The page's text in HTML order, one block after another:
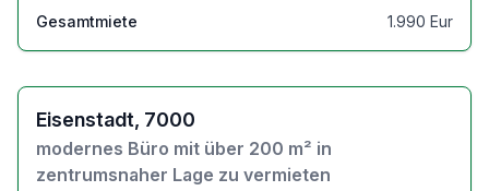
Gesamtmiete 1.990 Eur
Zu den Objektdetails
Eisenstadt, 7000
modernes Büro mit über 200 m² in
zentrumsnaher Lage zu vermieten